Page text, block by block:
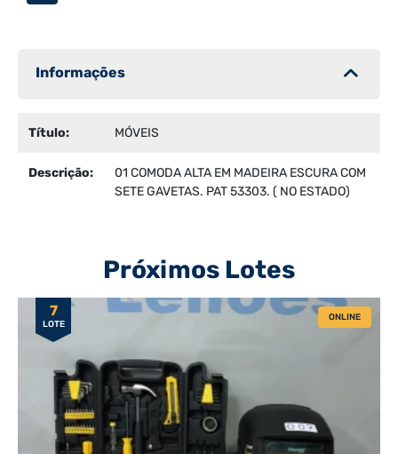
Informações
Título: MÓVEIS
Descrição:
01 COMODA ALTA EM MADEIRA ESCURA COM
SETE GAVETAS. PAT 53303. ( NO ESTADO)
Próximos Lotes
7
LOTE
ONLINE